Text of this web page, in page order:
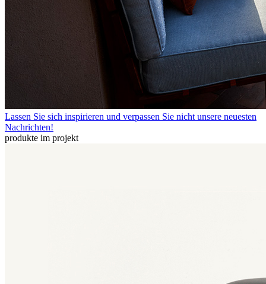
Lassen Sie sich inspirieren und verpassen Sie nicht unsere neuesten
Nachrichten!
produkte im projekt